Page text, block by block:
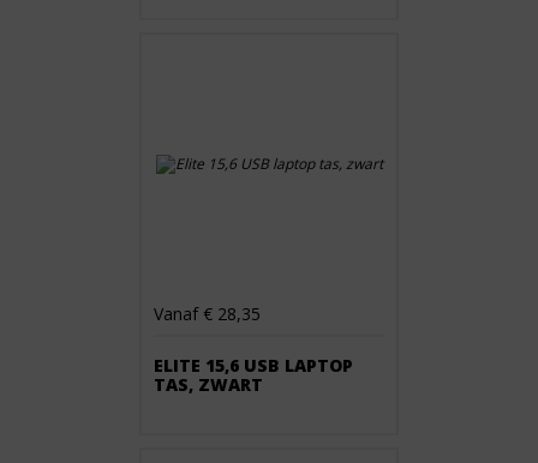
Vanaf € 28,35
ELITE 15,6 USB LAPTOP
TAS, ZWART